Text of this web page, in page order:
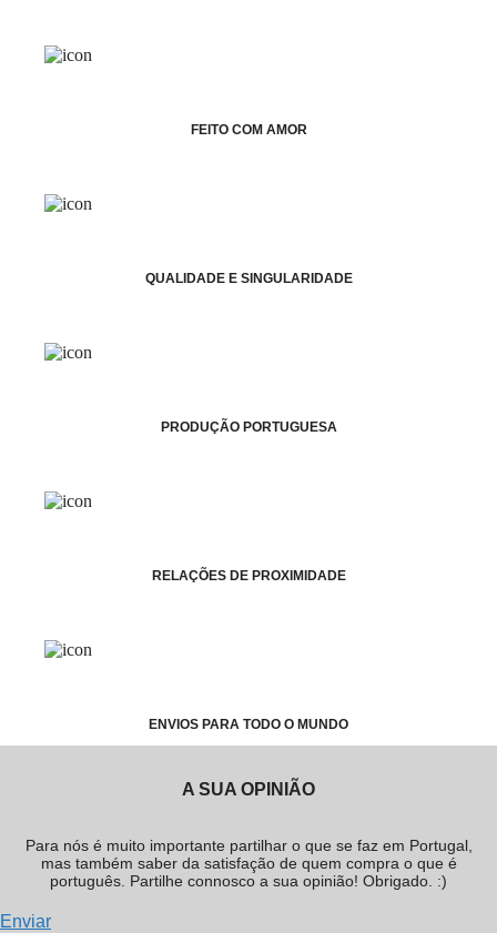
FEITO COM AMOR
QUALIDADE E SINGULARIDADE
PRODUÇÃO PORTUGUESA
RELAÇÕES DE PROXIMIDADE
ENVIOS PARA TODO O MUNDO
A SUA OPINIÃO
Para nós é muito importante partilhar o que se faz em Portugal,
mas também saber da satisfação de quem compra o que é
português. Partilhe connosco a sua opinião! Obrigado. :)
Enviar